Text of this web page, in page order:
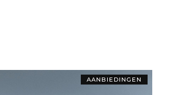
AANBIEDINGEN